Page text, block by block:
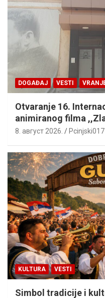
DOGAĐAJ VESTI
Otvaranje 16.
animiranog filma
8. август 2026. Pcinjski017
KULTURA VESTI
Simbol tradicije i